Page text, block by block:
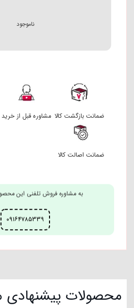
ناموجود
ضمانت بازگشت کالا مشاوره قبل از خرید
ضمانت اصالت کالا
به مشاوره فروش تلفنی این
۰۹۱۶۴۷۸۵۳۳۹
محصولات پیشنهادی